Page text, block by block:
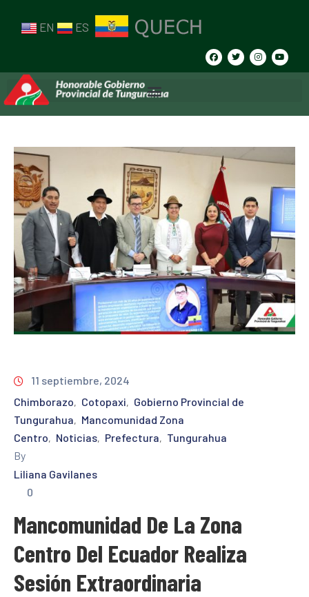
EN ES
11 septiembre, 2024
Chimborazo‚ Cotopaxi‚ Gobierno Provincial de
Tungurahua‚ Mancomunidad Zona
Centro‚ Noticias‚ Prefectura‚ Tungurahua
By
Liliana Gavilanes
0
Mancomunidad De La Zona
Centro Del Ecuador Realiza
Sesión Extraordinaria